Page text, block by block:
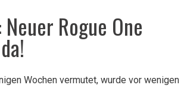
Rogue One
Wochen vermutet, wurde vor wenigen